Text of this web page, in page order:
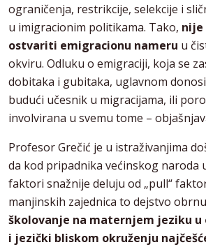
ograničenja, restrikcije, selekcije i
u imigracionim politikama. Tako, nije
ostvariti emigracionu nameru u
okviru. Odluku o emigraciji, koja se
dobitaka i gubitaka, uglavnom
budući učesnik u migracijama, ili
involvirana u svemu tome –
Profesor Grečić je u istraživanjima
da kod pripadnika većinskog naroda
faktori snažnije deluju od „pull“
manjinskih zajednica to dejstvo
školovanje na maternjem jeziku
i jezički bliskom okruženju